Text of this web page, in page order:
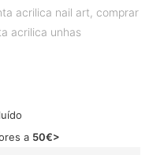
acrilica nail art, comprar
acrilica unhas
a 50€>